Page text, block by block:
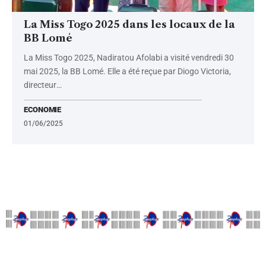
La Miss Togo 2025 dans les locaux de la
BB Lomé
La Miss Togo 2025, Nadiratou Afolabi a visité vendredi 30
mai 2025, la BB Lomé. Elle a été reçue par Diogo Victoria,
directeur…
ECONOMIE
01/06/2025